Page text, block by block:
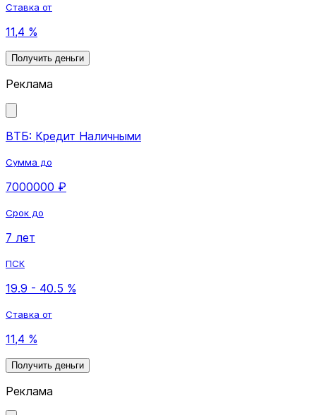
Ставка от
11,4 %
Получить деньги
Реклама
ВТБ: Кредит Наличными
Сумма до
7000000 ₽
Срок до
7 лет
ПСК
19.9 - 40.5 %
Ставка от
11,4 %
Получить деньги
Реклама